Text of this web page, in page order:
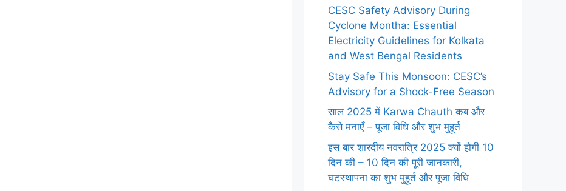
CESC Safety Advisory During
Cyclone Montha: Essential
Electricity Guidelines for Kolkata
and West Bengal Residents
Stay Safe This Monsoon: CESC’s
Advisory for a Shock-Free Season
साल 2025 में Karwa Chauth कब और
कैसे मनाएँ – पूजा विधि और शुभ मुहूर्त
इस बार शारदीय नवरात्रि 2025 क्यों होगी 10
दिन की – 10 दिन की पूरी जानकारी,
घटस्थापना का शुभ मुहूर्त और पूजा विधि